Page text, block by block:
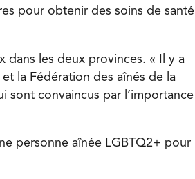
pour obtenir des soins de santé
dans les deux provinces. « Il y a
la Fédération des aînés de la
sont convaincus par l’importance
personne aînée LGBTQ2+ pour